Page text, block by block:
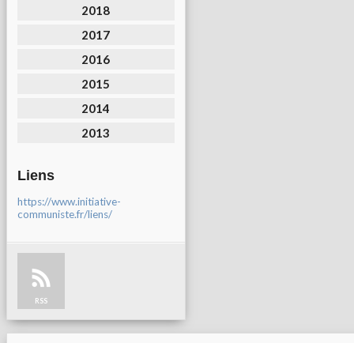
2018
2017
2016
2015
2014
2013
Liens
https://www.initiative-
communiste.fr/liens/
RSS